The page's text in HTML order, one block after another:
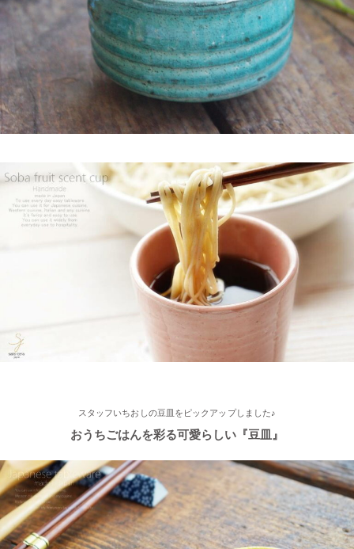
2025/2/5
≪テレビで紹介されました≫ 2024年1月21日 大垣ケーブルテレ
ビ『里見まさとのご町内探訪 おちょぼさんの参道をぶらぶら歩
くふれあい散歩』で 白いごはん器のお店 らいすぼーる 千代保稲
荷神社店が紹介されました。
≪おすすめ≫ちょこっとがうれしい♪何個あっても便利な手づく
り豆皿
≪第2弾 公式Youtubeチャンネル お買い物モニターアンバサダー
大募集☆≫ 詳しくはらいすぼ～るインスタグラムをチェッ
2025/2/4
が白いごはん器のお店 らいすぼーる 春日井店にいらっしゃいま
2025/2/4
≪テレビで紹介されました≫ 2021年9月5日 中京テレビ キャッ
チ！『金額当て中継 コレいくらでSHOW！』生放送のコーナー
で 白いごはん器のお店 らいすぼーる 小牧店が出演しました。
スタッフいちおしの豆皿をピックアップしました♪
おうちごはんを彩る可愛らしい『豆皿』